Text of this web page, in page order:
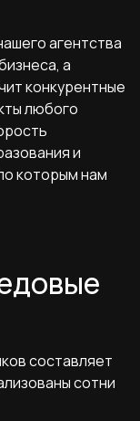
агентства
а
конкурентные
любого
и
которым нам
составляет
сотни